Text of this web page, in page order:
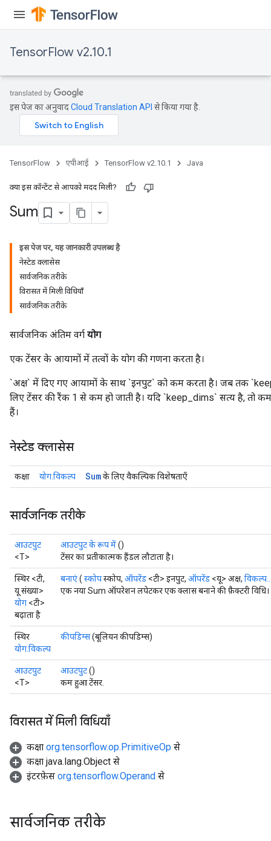
TensorFlow v2.10.1
इस पेज का अनुवादCloud Translation API से किया गया है.
TensorFlow एपीआई TensorFlow v2.10.1 Java
क्या इस कॉन्टेंट से आपको मदद मिली?
Sum
इस पेज पर, यह जानकारी उपलब्ध है
नेस्टेड क्लासेस
सार्वजनिक तरीके
विरासत में मिली विधियाँ
सार्वजनिक तरीके
सार्वजनिक अंतिम वर्ग योग
एक टेंसर के आयामों में तत्वों के योग की गणना करता है।
`अक्ष` में दिए गए आयामों के साथ `इनपुट` को कम करता है। जब तक
लिए टेंसर की रैंक 1 से कम हो जाती है। यदि `keep_dims` सत्य है, तो
हैं।
नेस्टेड क्लासेस
कक्षा योग.विकल्प Sumके लिए वैकल्पिक विशेषताएँ
सार्वजनिक तरीके
आउटपुट
<T>
आउटपुट के रूप में()
टेंसर का प्रतीकात्मक हैंडल लौटाता है।
स्थिर <टी,
यू संख्या>
योग <टी>
बढ़ाता है
बनाएं( स्कोपस्कोप, ऑपरेंड <टी> इनपुट, ऑपरेंड <यू> अक्ष,
एक नया Sum ऑपरेशन लपेटकर एक क्लास बनाने की फ़ैक्टरी विधि।
स्थिर
योग.विकल्प
कीपडिम्स(बूलियन कीपडिम्स)
आउटपुट
<T>
आउटपुट()
कम हुआ टेंसर.
विरासत में मिली विधियाँ
कक्षा org.tensorflow.op.PrimitiveOp से
कक्षा java.lang.Object से
इंटरफ़ेस org.tensorflow.Operand से
सार्वजनिक तरीके